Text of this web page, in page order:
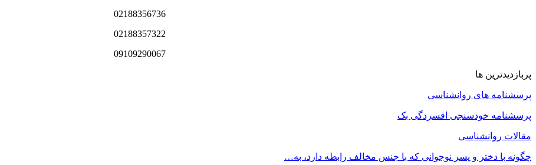
02188356736
02188357322
09109290067
پربازدیدترین ها
پرسشنامه های روانشناسی
پرسشنامه خودسنجی افسردگی بک
مقالات روانشناسی
چگونه با دختر و پسر نوجوانی که با جنس مخالف رابطه دارد، به…